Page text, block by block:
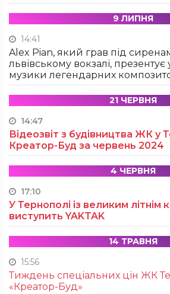
9 ЛИПНЯ
14:41
Alex Pian, який грав під
львівському вокзалі, презентує
музики легендарних
21 ЧЕРВНЯ
14:47
Відеозвіт з будівництва ЖК у
Креатор-Буд за червень 2024
4 ЧЕРВНЯ
17:10
У Тернополі із великим літнім
виступить YAKTAK
14 ТРАВНЯ
15:56
Тиждень спеціальних цін ЖК
«Креатор-Буд»